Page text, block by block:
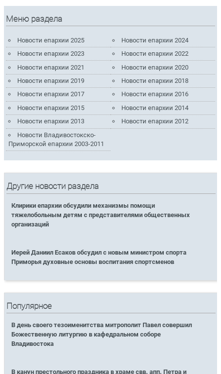
Меню раздела
Новости епархии 2025
Новости епархии 2024
Новости епархии 2023
Новости епархии 2022
Новости епархии 2021
Новости епархии 2020
Новости епархии 2019
Новости епархии 2018
Новости епархии 2017
Новости епархии 2016
Новости епархии 2015
Новости епархии 2014
Новости епархии 2013
Новости епархии 2012
Новости Владивостокско-
Приморской епархии 2003-2011
Другие новости раздела
Клирики епархии обсудили механизмы помощи
тяжелобольным детям с представителями общественных
организаций
Иерей Даниил Есаков обсудил с новым министром спорта
Приморья духовные основы воспитания спортсменов
Популярное
В день своего тезоименитства митрополит Павел совершил
Божественную литургию в кафедральном соборе
Владивостока
В канун престольного праздника в храме свв. апп. Петра и